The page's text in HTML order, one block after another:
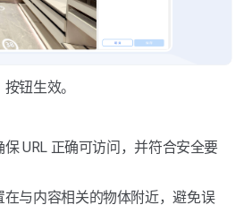
按钮生效。
URL 正确可访问，并符合安全要
在与内容相关的物体附近，避免误